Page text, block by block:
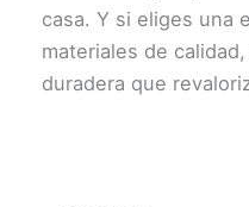
casa. Y si eliges una
materiales de
duradera que